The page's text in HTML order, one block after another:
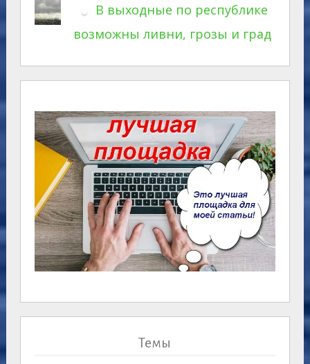
В выходные по республике
возможны ливни, грозы и град
Темы